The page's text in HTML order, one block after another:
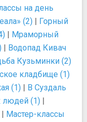
на день
(2) | Горный
| Мраморный
| Водопад Кивач
Кузьминки (2)
кладбище (1)
(1) | В Суздаль
людей (1) |
| Мастер-классы